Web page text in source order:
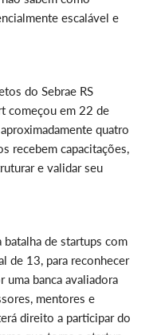
escalável e
do Sebrae RS
começou em 22 de
quatro
recebem capacitações,
e validar seu
de startups com
de 13, para reconhecer
banca avaliadora
mentores e
direito a participar do